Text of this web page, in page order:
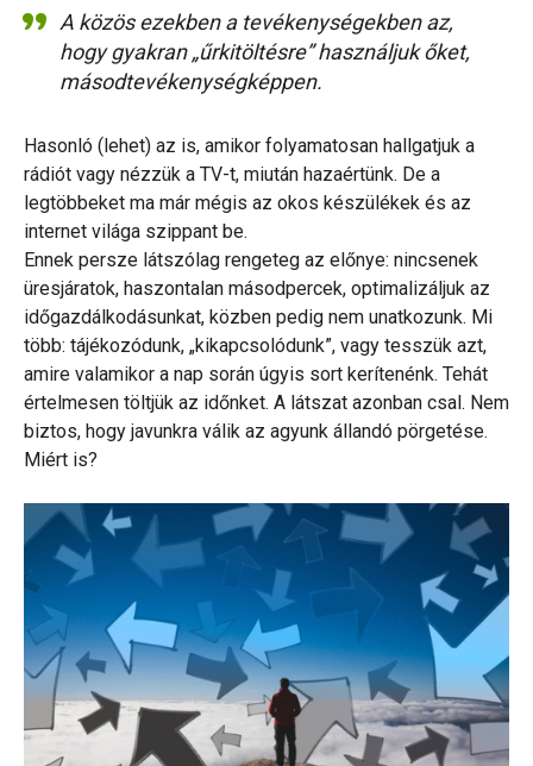
A közös ezekben a tevékenységekben az,
hogy gyakran „űrkitöltésre” használjuk őket,
másodtevékenységképpen.
Hasonló (lehet) az is, amikor folyamatosan hallgatjuk a
rádiót vagy nézzük a TV-t, miután hazaértünk. De a
legtöbbeket ma már mégis az okos készülékek és az
internet világa szippant be.
Ennek persze látszólag rengeteg az előnye: nincsenek
üresjáratok, haszontalan másodpercek, optimalizáljuk az
időgazdálkodásunkat, közben pedig nem unatkozunk. Mi
több: tájékozódunk, „kikapcsolódunk”, vagy tesszük azt,
amire valamikor a nap során úgyis sort kerítenénk. Tehát
értelmesen töltjük az időnket. A látszat azonban csal. Nem
biztos, hogy javunkra válik az agyunk állandó pörgetése.
Miért is?